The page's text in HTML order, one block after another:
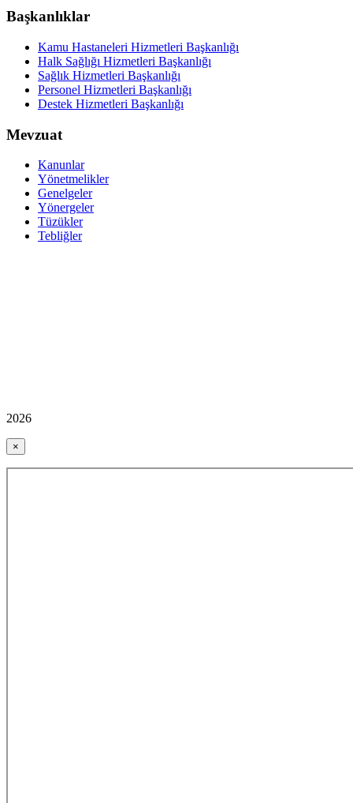
Başkanlıklar
Kamu Hastaneleri Hizmetleri Başkanlığı
Halk Sağlığı Hizmetleri Başkanlığı
Sağlık Hizmetleri Başkanlığı
Personel Hizmetleri Başkanlığı
Destek Hizmetleri Başkanlığı
Mevzuat
Kanunlar
Yönetmelikler
Genelgeler
Yönergeler
Tüzükler
Tebliğler
2026
×